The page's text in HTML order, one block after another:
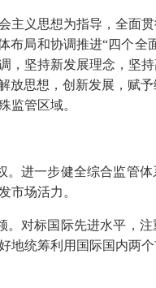
主义思想为指导，全面
布局和协调推进“四个全
，坚持新发展理念，坚
放思想，创新发展，赋
监管区域。
。进一步健全综合监管
市场活力。
。对标国际先进水平，
地统筹利用国际国内两